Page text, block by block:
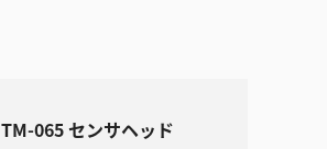
TM-065 センサヘッド